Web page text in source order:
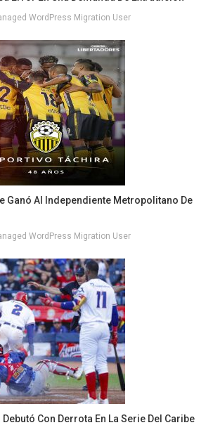
WordPress Migration User
Ganó Al Independiente Metropolitano De
WordPress Migration User
Con Derrota En La Serie Del Caribe